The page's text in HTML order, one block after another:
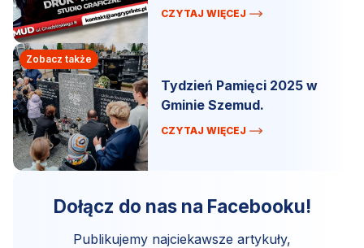
CZYTAJ WIĘCEJ
Zobacz także
Tydzień Pamięci 2025 w
Gminie Szemud.
CZYTAJ WIĘCEJ
Dołącz do nas na Facebooku!
Publikujemy najciekawsze artykuły,